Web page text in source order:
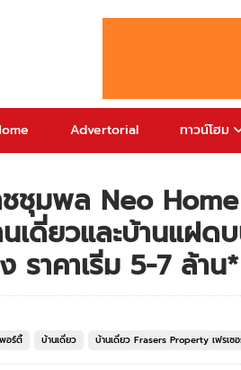
Advertorial ทาวน์โฮม
ชชุมพล Neo
ดี่ยวและบ้านแฝดบ
ราคาเริ่ม 5-7 ล้าน*
อร์ตี้ บ้านเดี่ยว บ้านเดี่ยว Frasers Property เฟรเซ